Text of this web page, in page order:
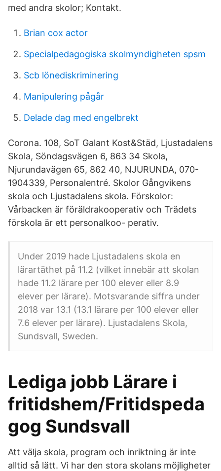
med andra skolor; Kontakt.
Brian cox actor
Specialpedagogiska skolmyndigheten spsm
Scb lönediskriminering
Manipulering pågår
Delade dag med engelbrekt
Corona. 108, SoT Galant Kost&Städ, Ljustadalens
Skola, Söndagsvägen 6, 863 34 Skola,
Njurundavägen 65, 862 40, NJURUNDA, 070-
1904339, Personalentré. Skolor Gångvikens
skola och Ljustadalens skola. Förskolor:
Vårbacken är föräldrakooperativ och Trädets
förskola är ett personalkoo- perativ.
Under 2019 hade Ljustadalens skola en
lärartäthet på 11.2 (vilket innebär att skolan
hade 11.2 lärare per 100 elever eller 8.9
elever per lärare). Motsvarande siffra under
2018 var 13.1 (13.1 lärare per 100 elever eller
7.6 elever per lärare). Ljustadalens Skola,
Sundsvall, Sweden.
Lediga jobb Lärare i
fritidshem/Fritidspeda
gog Sundsvall
Att välja skola, program och inriktning är inte
alltid så lätt. Vi har den stora skolans möjligheter